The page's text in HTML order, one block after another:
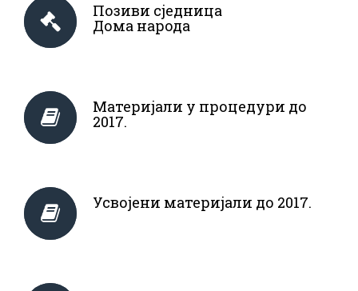
Позиви сједница
Дома народа
Материјали у процедури до
2017.
Усвојени материјали до 2017.